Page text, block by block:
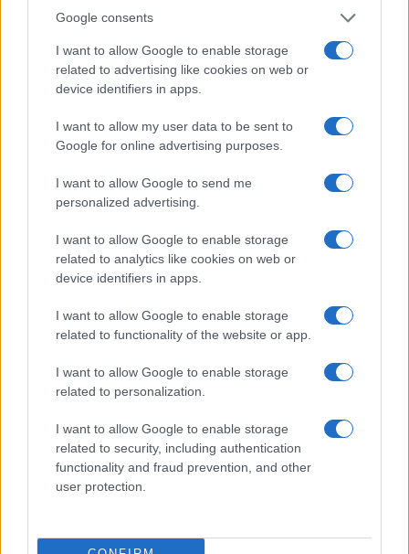
Google consents
I want to allow Google to enable storage
related to advertising like cookies on web or
device identifiers in apps.
I want to allow my user data to be sent to
Google for online advertising purposes.
I want to allow Google to send me
personalized advertising.
I want to allow Google to enable storage
related to analytics like cookies on web or
device identifiers in apps.
I want to allow Google to enable storage
related to functionality of the website or app.
I want to allow Google to enable storage
related to personalization.
I want to allow Google to enable storage
related to security, including authentication
functionality and fraud prevention, and other
user protection.
Valle d’Aosta: polemiche tra sindacato e istituzioni per
Edoardo Marchesi · 5 Ago 2026
PIÙ LETTI
Crescente tensione in Medio Oriente: evacuazioni a
Tiro, nuove sanzioni e pressioni internazionali
Biglietti per Sanremo 2025: tutto quello che c’è da
sapere
Concerti in Italia: il 2026 supera il miliardo di euro di
spesa
diretta social